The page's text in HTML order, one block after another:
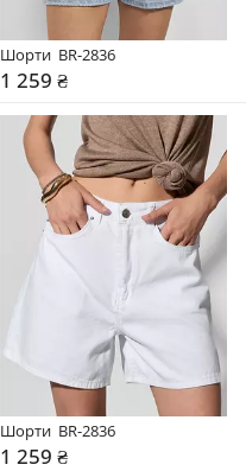
Шорти  BR-2836
1 259 ₴
Шорти  BR-2836
1 259 ₴